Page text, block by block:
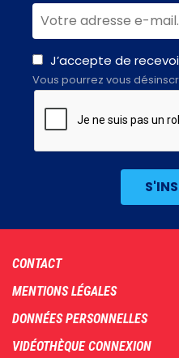
J’accepte de
Vous pourrez vous
Footer
menu
CONTACT
MENTIONS LÉGALES
DONNÉES PERSONNELLES
VIDÉOTHÈQUE CONNEXION